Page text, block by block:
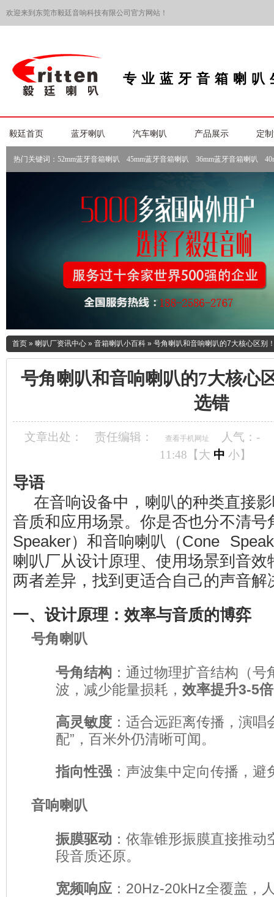
欢迎来到东莞市毅廷音响科技有限公司官方网站！
专业蓝牙音箱喇叭
毅廷首页 蓝牙喇叭 汽车喇叭 产品展示 定
热门关键词： 52mm蓝牙音箱喇叭 45mm蓝牙音箱喇叭 36mm蓝牙音箱喇叭
首页 » 喇叭厂资讯中心 » 音箱喇叭小百科 » 号角喇叭和音响喇叭的7大核心区别
号角喇叭和音响喇叭的7大核心
选错
文章出处： 责任编辑： 查看手机网址 人气： -
11:48【大 中 小】
导语
在音响设备中，喇叭的种类直接
音质和应用场景。你是否也分不清号
Speaker）和音响喇叭（Cone
喇叭厂从设计原理、使用场景到音效
两者差异，找到更适合自己的声音解
一、设计原理：效率与音质的博弈
号角喇叭
号角结构 ：通过物理扩音结构（
波，减少能量损耗， 效率提升3-5倍
高灵敏度 ：适合远距离传播，演唱
配”，百米外仍清晰可闻。
指向性强 ：声波集中定向传播，
音响喇叭
振膜驱动 ：依靠锥形振膜直接推
段音质还原。
宽频响应 ：20Hz-20kHz全覆盖，